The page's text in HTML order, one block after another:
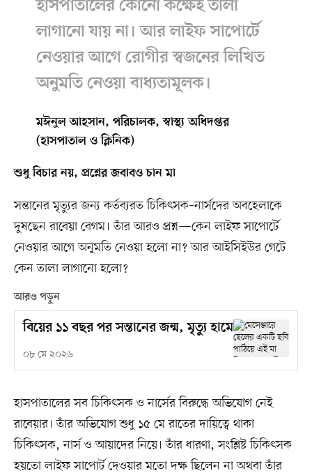
হাসপাতালের কোনো কক্ষেই তালা
লাগানো যায় না। আর লাইফ সাপোর্টে
নেওয়ার আগে রোগীর স্বজনের লিখিত
অনুমতি নেওয়া বাধ্যতামূলক।
মঈনুল আহসান, পরিচালক, স্বাস্থ্য অধিদপ্তর
(হাসপাতাল ও ক্লিনিক)
শুধু বিচার নয়, প্রশ্নের জবাবও চান মা
সন্তানের মৃত্যুর জন্য কর্তব্যরত চিকিৎসক–নার্সদের অবহেলাকে
দুষছেন রাবেয়া বেগম। তাঁর আরও প্রশ্ন—কেন লাইফ সাপোর্টে
নেওয়ার আগে অনুমতি নেওয়া হলো না? আর আইসিইউর গেটে
কেন তালা লাগানো হলো?
আরও পড়ুন
বিয়ের ১১ বছর পর সন্তানের জন্ম, মৃত্যু হামে
০৮ মে ২০২৬
হাসপাতালের সব চিকিৎসক ও নার্সের বিরুদ্ধে অভিযোগ নেই
রাবেয়ার। তাঁর অভিযোগ শুধু ১৫ মে রাতের দায়িত্বে থাকা
চিকিৎসক, নার্স ও আয়াদের নিয়ে। তাঁর ধারণা, সংশ্লিষ্ট চিকিৎসক
হয়তো লাইফ সাপোর্ট দেওয়ার মতো দক্ষ ছিলেন না অথবা তাঁর